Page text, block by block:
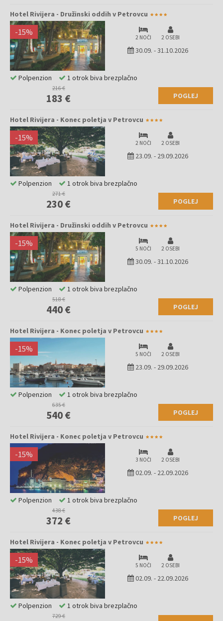
Hotel Rivijera - Družinski oddih v Petrovcu
-15% 2 NOČI 2 OSEBI
30.09. -31.10.2026
216 €
183 € POGLEJ
Polpenzion 1 otrok biva brezplačno
Hotel Rivijera - Konec poletja v Petrovcu
-15% 2 NOČI 2 OSEBI
23.09. - 29.09.2026
271 €
230 € POGLEJ
Polpenzion 1 otrok biva brezplačno
Hotel Rivijera - Družinski oddih v Petrovcu
-15% 5 NOČI 2 OSEBI
30.09. -31.10.2026
518 €
440 € POGLEJ
Polpenzion 1 otrok biva brezplačno
Hotel Rivijera - Konec poletja v Petrovcu
-15% 5 NOČI 2 OSEBI
23.09. - 29.09.2026
635 €
540 € POGLEJ
Polpenzion 1 otrok biva brezplačno
Hotel Rivijera - Konec poletja v Petrovcu
-15% 3 NOČI 2 OSEBI
02.09. - 22.09.2026
438 €
372 € POGLEJ
Polpenzion 1 otrok biva brezplačno
Hotel Rivijera - Konec poletja v Petrovcu
-15% 5 NOČI 2 OSEBI
02.09. - 22.09.2026
729 €
Polpenzion 1 otrok biva brezplačno